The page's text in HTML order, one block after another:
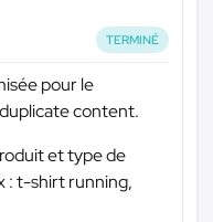
TERMINÉ
pour le
content.
et type de
: t-shirt running,